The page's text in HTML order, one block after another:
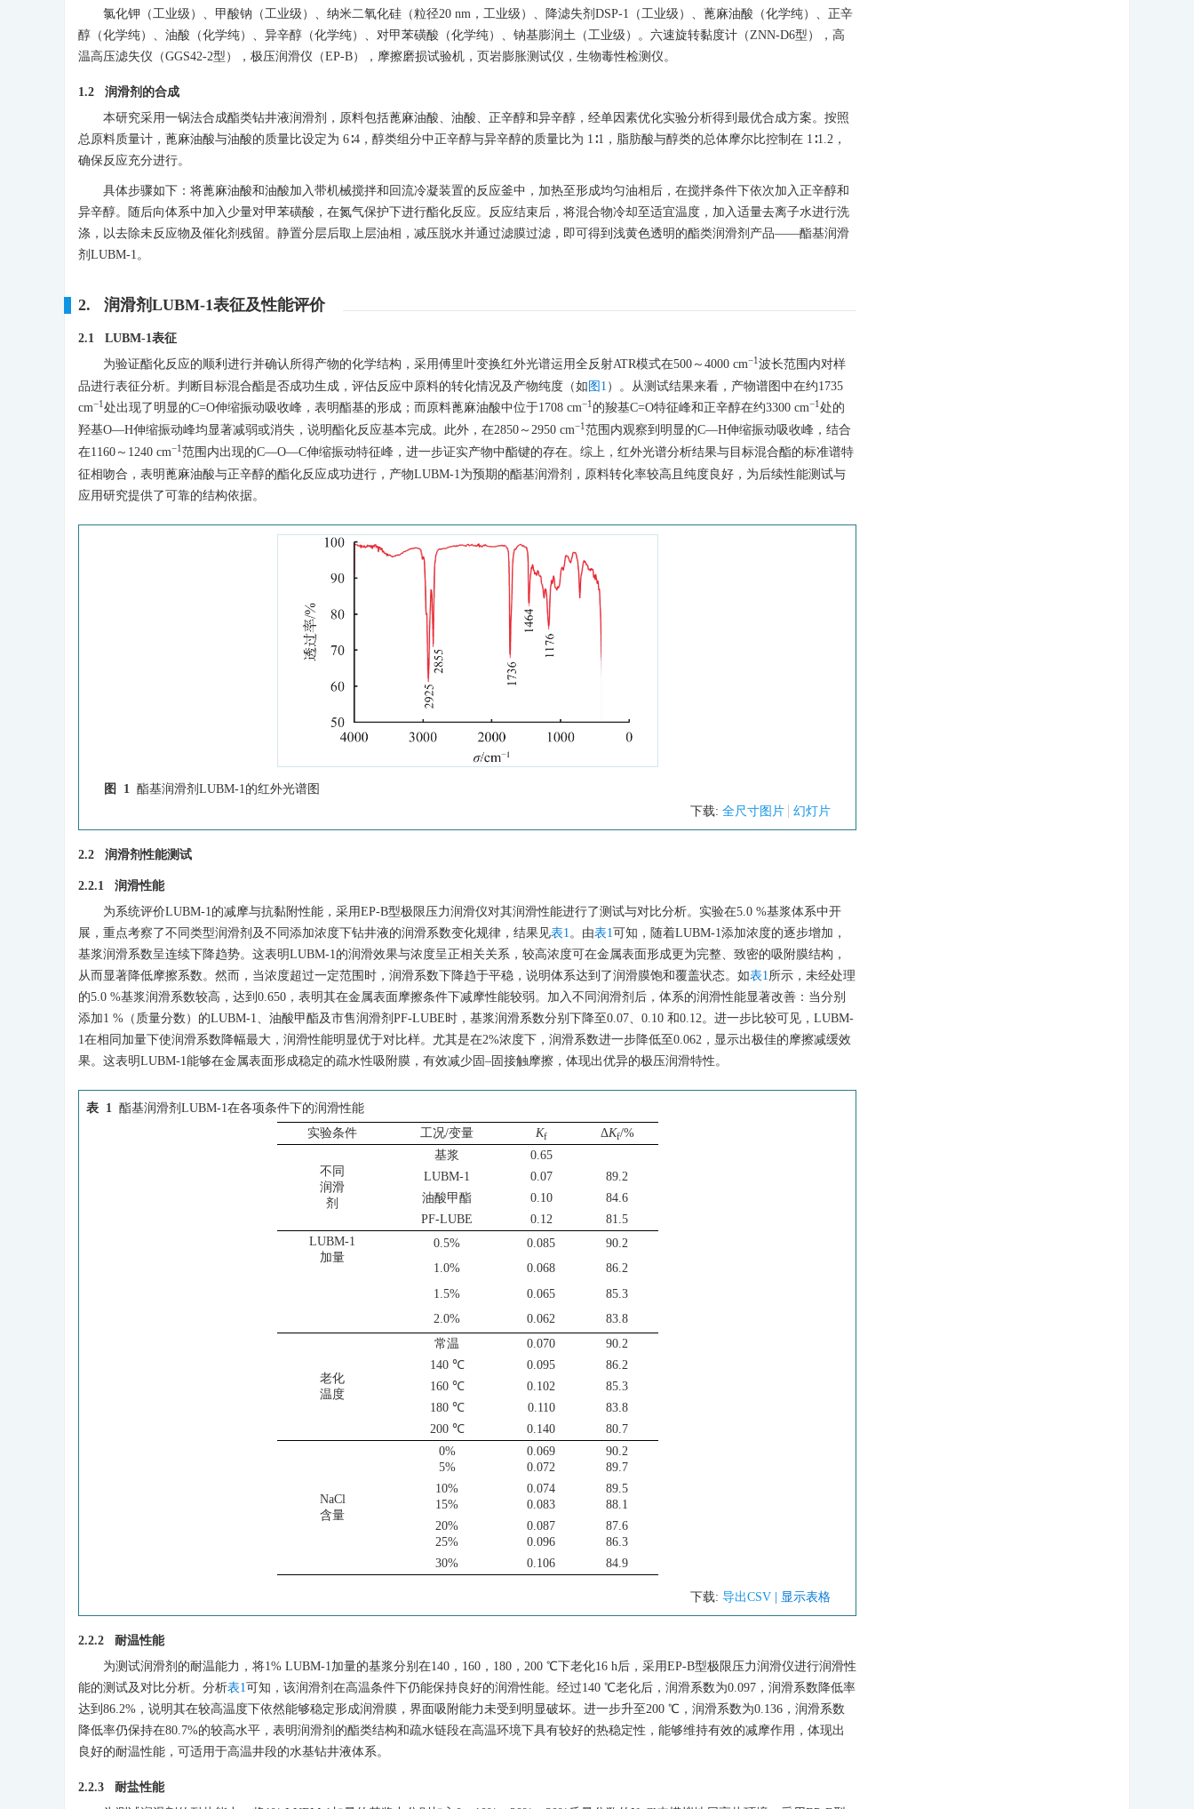
氯化钾（工业级）、甲酸钠（工业级）、纳米二氧化硅（粒径20 nm，工业级）、降滤失剂DSP-1（工业级）、蓖麻油酸（化学纯）、正辛
醇（化学纯）、油酸（化学纯）、异辛醇（化学纯）、对甲苯磺酸（化学纯）、钠基膨润土（工业级）。六速旋转黏度计（ZNN-D6型），高
温高压滤失仪（GGS42-2型），极压润滑仪（EP-B），摩擦磨损试验机，页岩膨胀测试仪，生物毒性检测仪。
1.2 润滑剂的合成
本研究采用一锅法合成酯类钻井液润滑剂，原料包括蓖麻油酸、油酸、正辛醇和异辛醇，经单因素优化实验分析得到最优合成方案。按照
总原料质量计，蓖麻油酸与油酸的质量比设定为 6∶4，醇类组分中正辛醇与异辛醇的质量比为 1∶1，脂肪酸与醇类的总体摩尔比控制在 1∶1.2，
确保反应充分进行。
具体步骤如下：将蓖麻油酸和油酸加入带机械搅拌和回流冷凝装置的反应釜中，加热至形成均匀油相后，在搅拌条件下依次加入正辛醇和
异辛醇。随后向体系中加入少量对甲苯磺酸，在氮气保护下进行酯化反应。反应结束后，将混合物冷却至适宜温度，加入适量去离子水进行洗
涤，以去除未反应物及催化剂残留。静置分层后取上层油相，减压脱水并通过滤膜过滤，即可得到浅黄色透明的酯类润滑剂产品——酯基润滑
剂LUBM-1。
2. 润滑剂LUBM-1表征及性能评价
2.1 LUBM-1表征
为验证酯化反应的顺利进行并确认所得产物的化学结构，采用傅里叶变换红外光谱运用全反射ATR模式在500～4000 cm−1 波长范围内对样
品进行表征分析。判断目标混合酯是否成功生成，评估反应中原料的转化情况及产物纯度（如 图1 ）。从测试结果来看，产物谱图中在约1735
cm−1 处出现了明显的C=O伸缩振动吸收峰，表明酯基的形成；而原料蓖麻油酸中位于1708 cm−1 的羧基C=O特征峰和正辛醇在约3300 cm−1 处的
羟基O—H伸缩振动峰均显著减弱或消失，说明酯化反应基本完成。此外，在2850～2950 cm−1 范围内观察到明显的C—H伸缩振动吸收峰，结合
在1160～1240 cm−1 范围内出现的C—O—C伸缩振动特征峰，进一步证实产物中酯键的存在。综上，红外光谱分析结果与目标混合酯的标准谱特
征相吻合，表明蓖麻油酸与正辛醇的酯化反应成功进行，产物LUBM-1为预期的酯基润滑剂，原料转化率较高且纯度良好，为后续性能测试与
应用研究提供了可靠的结构依据。
图 1
酯基润滑剂LUBM-1的红外光谱图
下载: 全尺寸图片 幻灯片
2.2 润滑剂性能测试
2.2.1 润滑性能
为系统评价LUBM-1的减摩与抗黏附性能，采用EP-B型极限压力润滑仪对其润滑性能进行了测试与对比分析。实验在5.0 %基浆体系中开
展，重点考察了不同类型润滑剂及不同添加浓度下钻井液的润滑系数变化规律，结果见表1 。由表1 可知，随着LUBM-1添加浓度的逐步增加，
基浆润滑系数呈连续下降趋势。这表明LUBM-1的润滑效果与浓度呈正相关关系，较高浓度可在金属表面形成更为完整、致密的吸附膜结构，
从而显著降低摩擦系数。然而，当浓度超过一定范围时，润滑系数下降趋于平稳，说明体系达到了润滑膜饱和覆盖状态。如表1 所示，未经处理
的5.0 %基浆润滑系数较高，达到0.650，表明其在金属表面摩擦条件下减摩性能较弱。加入不同润滑剂后，体系的润滑性能显著改善：当分别
添加1 %（质量分数）的LUBM-1、油酸甲酯及市售润滑剂PF-LUBE时，基浆润滑系数分别下降至0.07、0.10 和0.12。进一步比较可见，LUBM-
1在相同加量下使润滑系数降幅最大，润滑性能明显优于对比样。尤其是在2%浓度下，润滑系数进一步降低至0.062，显示出极佳的摩擦减缓效
果。这表明LUBM-1能够在金属表面形成稳定的疏水性吸附膜，有效减少固–固接触摩擦，体现出优异的极压润滑特性。
表 1
酯基润滑剂LUBM-1在各项条件下的润滑性能
实验条件
工况/变量 Kf ΔKf/%
不同
润滑
剂
基浆
0.65
LUBM-1
0.07
89.2
油酸甲酯
0.10
84.6
PF-LUBE
0.12
81.5
LUBM-1
加量
0.5% 0.085
90.2
1.0%
0.068
86.2
1.5%
0.065
85.3
2.0%
0.062 83.8
老化
温度
常温 0.070
90.2
140 ℃
0.095
86.2
160 ℃
0.102
85.3
180 ℃
0.110
83.8
200 ℃
0.140 80.7
NaCl
含量
0%
5%
0.069
0.072
90.2
89.7
10%
15%
0.074
0.083
89.5
88.1
20%
25%
0.087
0.096
87.6
86.3
30%
0.106 84.9
下载: 导出CSV | 显示表格
2.2.2 耐温性能
为测试润滑剂的耐温能力，将1% LUBM-1加量的基浆分别在140，160，180，200 ℃下老化16 h后，采用EP-B型极限压力润滑仪进行润滑性
能的测试及对比分析。分析表1 可知，该润滑剂在高温条件下仍能保持良好的润滑性能。经过140 ℃老化后，润滑系数为0.097，润滑系数降低率
达到86.2%，说明其在较高温度下依然能够稳定形成润滑膜，界面吸附能力未受到明显破坏。进一步升至200 ℃，润滑系数为0.136，润滑系数
降低率仍保持在80.7%的较高水平，表明润滑剂的酯类结构和疏水链段在高温环境下具有较好的热稳定性，能够维持有效的减摩作用，体现出
良好的耐温性能，可适用于高温井段的水基钻井液体系。
2.2.3 耐盐性能